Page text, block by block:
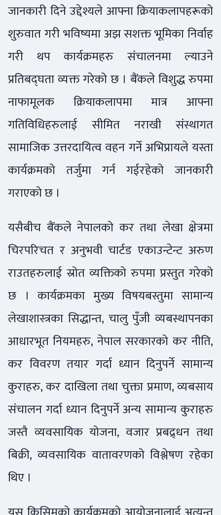
जानकारी दिने उद्देश्यले आफ्ना क्रियाकलापहरूको
शुरुवात गरी भविष्यमा अझ सशक्त भूमिका निर्वाह
गरी थप कार्यक्रमहरु संचालनमा ल्याउने
प्रतिबद्घता व्यक्त गरेको छ । बैंकले विशुद्ध रुपमा
नाफामूलक क्रियाकलापमा मात्र आफ्ना
गतिविधिहरुलाई सीमित नराखी संस्थागत
सामाजिक उत्तरदायित्व वहन गर्ने अभिप्रायले यस्ता
कार्यक्रमको तर्जुमा गर्न गईरहेको जानकारी
गराएको छ ।
यसैबीच बैंकले नेपालको कर तथा लेखा क्षेत्रमा
चिरपरिचत र अनुभवी चार्टड एकाउन्टेन्ट अरुण
राउतहरुलाई स्रोत व्यक्तिको रुपमा प्रस्तुत गरेको
छ । कार्यक्रमका मुख्य विषयबस्तुमा सामान्य
लेखाशास्त्रका सिद्धान्त, चालु पुँजी व्यबस्थापनका
आधारभूत नियमहरु, नेपाल सरकारको कर नीति,
कर विवरण तयार गर्दा ध्यान दिनुपर्ने सामान्य
कुराहरु, कर दाखिला तथा चुक्ता प्रमाण, व्यबसाय
संचालन गर्दा ध्यान दिनुपर्ने अन्य सामान्य कुराहरु
जस्तै व्यवसायिक योजना, वजार प्रबद्र्धन तथा
बिक्री, व्यवसायिक वातावरणको विश्लेषण रहेका
थिए ।